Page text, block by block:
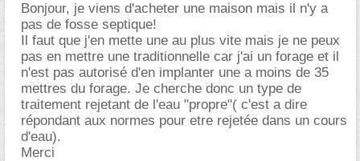
Bonjour, je viens d'acheter une maison mais il n'y a
pas de fosse septique!
Il faut que j'en mette une au plus vite mais je ne peux
pas en mettre une traditionnelle car j'ai un forage et il
n'est pas autorisé d'en implanter une a moins de 35
mettres du forage. Je cherche donc un type de
traitement rejetant de l'eau "propre"( c'est a dire
répondant aux normes pour etre rejetée dans un cours
d'eau).
Merci